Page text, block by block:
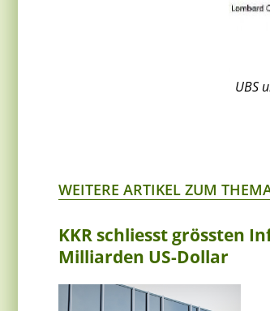
UBS
WEITERE ARTIKEL ZUM
KKR schliesst grössten
Milliarden US-Dollar